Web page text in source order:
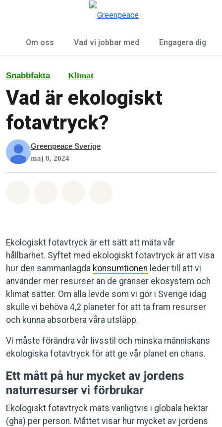
Om oss Vad vi jobbar med Engagera dig
Snabbfakta Klimat
Vad är ekologiskt
fotavtryck?
Greenpeace Sverige
maj 8, 2024
Ekologiskt fotavtryck är ett sätt att mäta vår
hållbarhet. Syftet med ekologiskt fotavtryck är att visa
hur den sammanlagda konsumtionen leder till att vi
använder mer resurser än de gränser ekosystem och
klimat sätter. Om alla levde som vi gör i Sverige idag
skulle vi behöva 4,2 planeter för att ta fram resurser
och kunna absorbera våra utsläpp.
Vi måste förändra vår livsstil och minska människans
ekologiska fotavtryck för att ge vår planet en chans.
Ett mått på hur mycket av jordens
naturresurser vi förbrukar
Ekologiskt fotavtryck mäts vanligtvis i globala hektar
(gha) per person. Måttet visar hur mycket av jordens